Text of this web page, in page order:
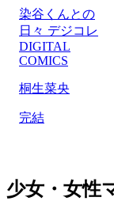
染谷くんとの
日々 デジコレ
DIGITAL
COMICS
桐生菜央
完結
少女・女性